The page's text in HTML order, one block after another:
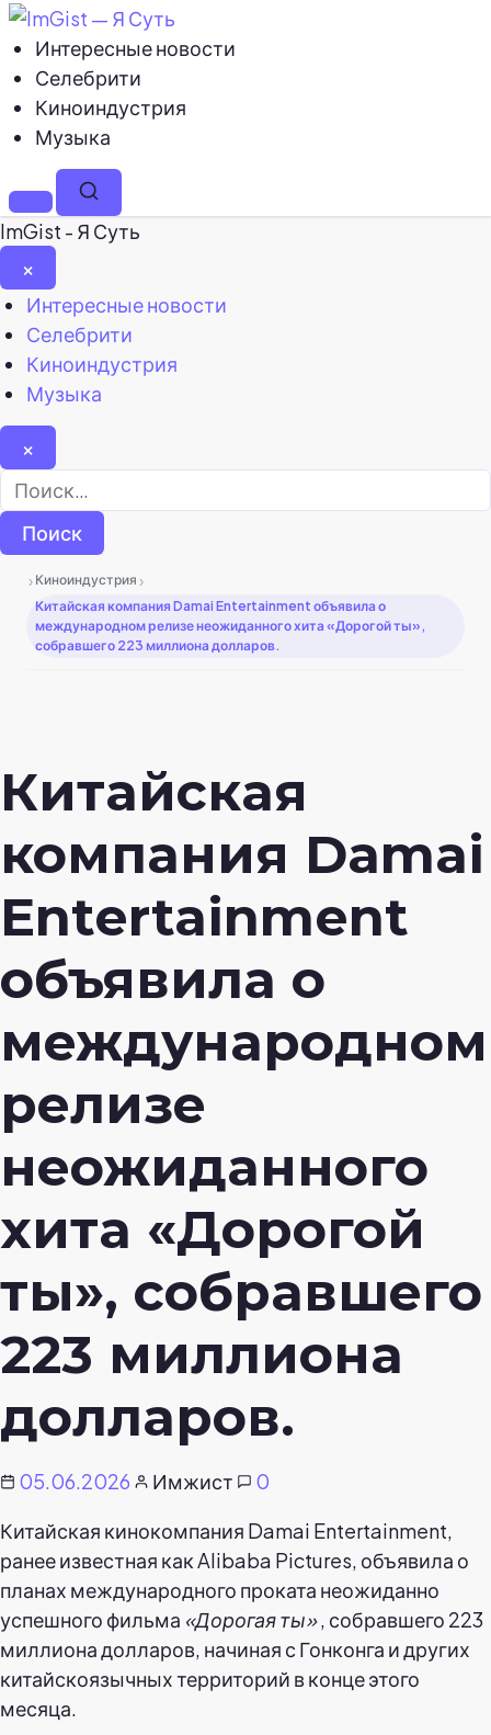
Интересные новости
Селебрити
Киноиндустрия
Музыка
МенюПоиск
ImGist - Я Суть
×
Закрыть
меню
Интересные новости
Селебрити
Киноиндустрия
Музыка
×
Найти:
› Киноиндустрия ›
Китайская компания Damai Entertainment объявила о
международном релизе неожиданного хита «Дорогой ты»,
собравшего 223 миллиона долларов.
Китайская
компания Damai
Entertainment
объявила о
международном
релизе
неожиданного
хита «Дорогой
ты», собравшего
223 миллиона
долларов.
05.06.2026 Имжист
0
Китайская кинокомпания Damai Entertainment,
ранее известная как Alibaba Pictures, объявила о
планах международного проката неожиданно
успешного фильма «Дорогая ты», собравшего 223
миллиона долларов, начиная с Гонконга и других
китайскоязычных территорий в конце этого
месяца.